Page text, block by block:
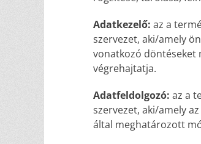
Adatkezelő: az a
szervezet, aki/amely
vonatkozó döntéseket
végrehajtatja.
Adatfeldolgozó: az a
szervezet, aki/amely
által meghatározott